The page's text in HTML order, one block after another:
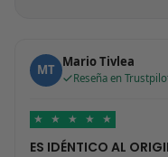
MT Mario Tivlea
Reseña en
★ ★ ★ ★ ★
ES IDÉNTICO AL